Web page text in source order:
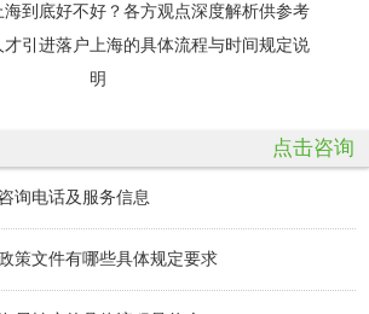
海到底好不好？各方观点深度解析供参考
才引进落户上海的具体流程与时间规定说
明
点击咨询
询电话及服务信息
策文件有哪些具体规定要求